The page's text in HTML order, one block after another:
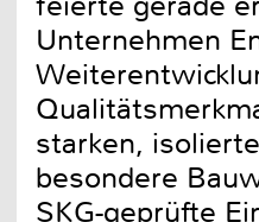
Unternehmen
starken,
besondere
SKG-geprüfte